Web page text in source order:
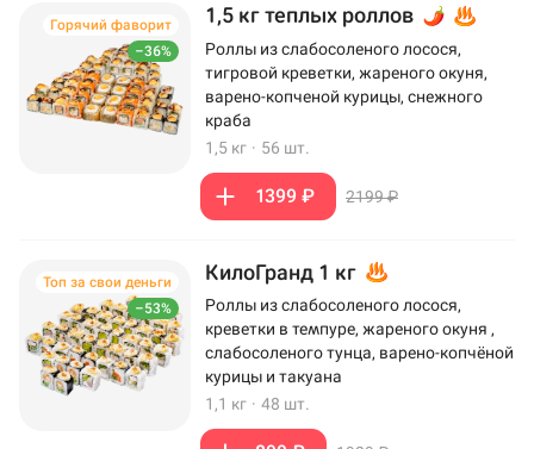
–36%
Горячий фаворит 1,5 кг теплых роллов
Роллы из слабосоленого лосося,
тигровой креветки, жареного окуня,
варено-копченой курицы, снежного
краба
1,5 кг · 56 шт.
1399 ₽ 2199 ₽
–53%
Топ за свои деньги КилоГранд 1 кг
Роллы из слабосоленого лосося,
креветки в темпуре, жареного окуня ,
слабосоленого тунца, варено-копчёной
курицы и такуана
1,1 кг · 48 шт.